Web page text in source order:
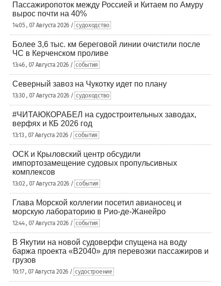
Пассажиропоток между Россией и Китаем по Амуру
вырос почти на 40%
14:05 , 07 Августа 2026 / судоходство
Более 3,6 тыс. км береговой линии очистили после
ЧС в Керченском проливе
13:46 , 07 Августа 2026 / события
Северный завоз на Чукотку идет по плану
13:30 , 07 Августа 2026 / судоходство
#ЧИТАЮКОРАБЕЛ на судостроительных заводах,
верфях и КБ 2026 год
13:13 , 07 Августа 2026 / события
ОСК и Крыловский центр обсудили
импортозамещение судовых пропульсивных
комплексов
13:02 , 07 Августа 2026 / события
Глава Морской коллегии посетил авианосец и
морскую лабораторию в Рио-де-Жанейро
12:44 , 07 Августа 2026 / события
В Якутии на новой судоверфи спущена на воду
баржа проекта «В2040» для перевозки пассажиров и
грузов
10:17 , 07 Августа 2026 / судостроение